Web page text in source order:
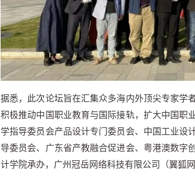
据悉，此次论坛旨在汇集众多海内外顶尖专家学
积极推动中国职业教育与国际接轨，扩大中国职
学指导委员会产品设计专门委员会、中国工业设
导委员会、广东省产教融合促进会、粤港澳数字
计学院承办， 广州冠岳网络科技有限公司（翼狐网